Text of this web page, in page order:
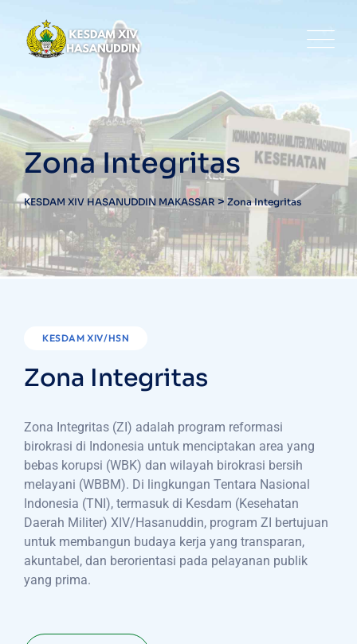
Zona Integritas
KESDAM XIV HASANUDDIN MAKASSAR> Zona Integritas
KESDAM XIV/HSN
Zona Integritas
Zona Integritas (ZI) adalah program reformasi
birokrasi di Indonesia untuk menciptakan area yang
bebas korupsi (WBK) dan wilayah birokrasi bersih
melayani (WBBM). Di lingkungan Tentara Nasional
Indonesia (TNI), termasuk di Kesdam (Kesehatan
Daerah Militer) XIV/Hasanuddin, program ZI bertujuan
untuk membangun budaya kerja yang transparan,
akuntabel, dan berorientasi pada pelayanan publik
yang prima.